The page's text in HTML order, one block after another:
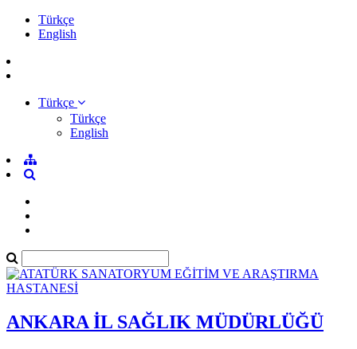
Türkçe
English
Türkçe
Türkçe
English
ANKARA İL SAĞLIK MÜDÜRLÜĞÜ